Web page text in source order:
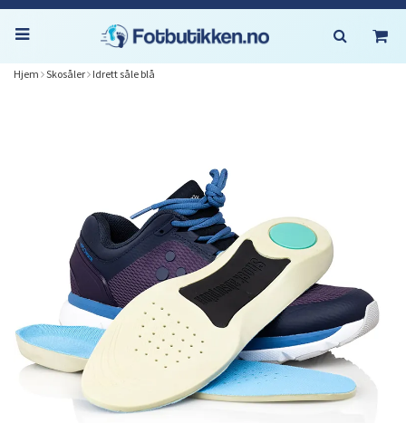
Hjem Skosåler Idrett såle blå